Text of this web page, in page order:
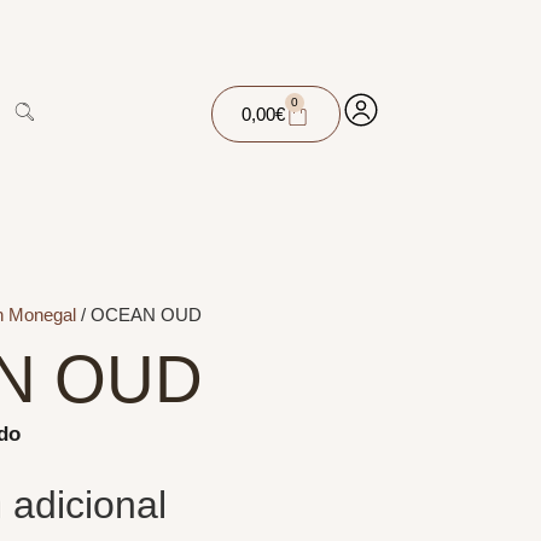
0,00€
0
Monegal / OCEAN OUD
OUD
adicional